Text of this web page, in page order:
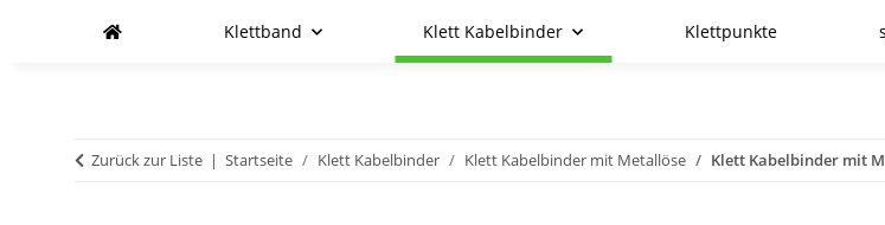
Klettband Klett Kabelbinder Klettpunkte
Zurück zur Liste Startseite Klett Kabelbinder Klett Kabelbinder mit Metallöse Klett Kabelbinder mit